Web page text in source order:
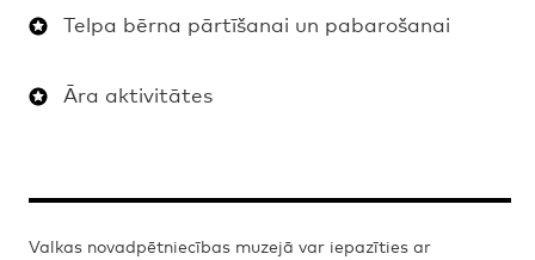
Telpa bērna pārtīšanai un pabarošanai
Āra aktivitātes
Valkas novadpētniecības muzejā var iepazīties ar